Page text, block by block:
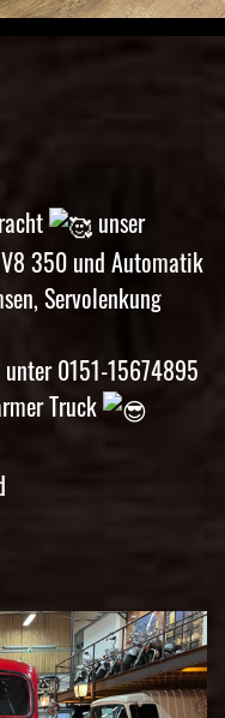
unser
350 und Automatik
Servolenkung
0151-15674895
Truck